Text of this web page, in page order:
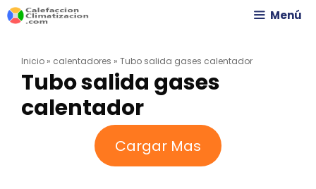
Saltar
contenido
Menú
Inicio » calentadores » Tubo salida gases calentador
Tubo salida gases
calentador
Cargar Mas